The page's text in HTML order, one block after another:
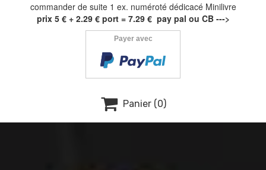
commander de suite 1 ex. numéroté dédicacé Minilivre
prix 5 € + 2.29 € port = 7.29 € pay pal ou CB --->
Payer avec
 Panier (0)